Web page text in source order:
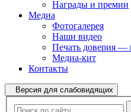
Награды и премии
Медиа
Фотогалерея
Наши видео
Печать доверия —
Медиа-кит
Контакты
Версия для слабовидящих